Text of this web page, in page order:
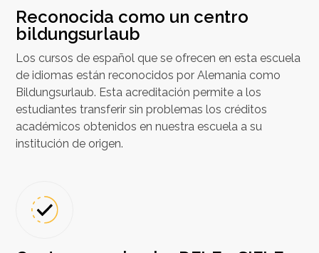
Reconocida como un centro
bildungsurlaub
Los cursos de español que se ofrecen en esta escuela
de idiomas están reconocidos por Alemania como
Bildungsurlaub. Esta acreditación permite a los
estudiantes transferir sin problemas los créditos
académicos obtenidos en nuestra escuela a su
institución de origen.